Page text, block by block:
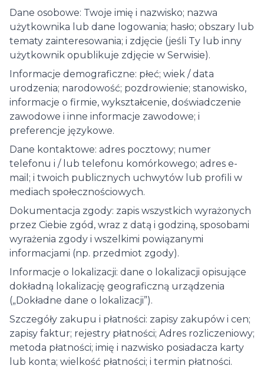
Dane osobowe: Twoje imię i nazwisko; nazwa
użytkownika lub dane logowania; hasło; obszary lub
tematy zainteresowania; i zdjęcie (jeśli Ty lub inny
użytkownik opublikuje zdjęcie w Serwisie).
Informacje demograficzne: płeć; wiek / data
urodzenia; narodowość; pozdrowienie; stanowisko,
informacje o firmie, wykształcenie, doświadczenie
zawodowe i inne informacje zawodowe; i
preferencje językowe.
Dane kontaktowe: adres pocztowy; numer
telefonu i / lub telefonu komórkowego; adres e-
mail; i twoich publicznych uchwytów lub profili w
mediach społecznościowych.
Dokumentacja zgody: zapis wszystkich wyrażonych
przez Ciebie zgód, wraz z datą i godziną, sposobami
wyrażenia zgody i wszelkimi powiązanymi
informacjami (np. przedmiot zgody).
Informacje o lokalizacji: dane o lokalizacji opisujące
dokładną lokalizację geograficzną urządzenia
(„Dokładne dane o lokalizacji”).
Szczegóły zakupu i płatności: zapisy zakupów i cen;
zapisy faktur; rejestry płatności; Adres rozliczeniowy;
metoda płatności; imię i nazwisko posiadacza karty
lub konta; wielkość płatności; i termin płatności.